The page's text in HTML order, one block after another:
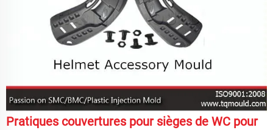
Pratiques couvertures pour sièges de WC pour